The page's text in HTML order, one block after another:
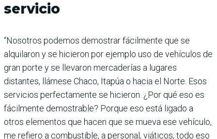
servicio
“Nosotros podemos demostrar fácilmente que se
alquilaron y se hicieron por ejemplo uso de vehículos de
gran porte y se llevaron mercaderías a lugares
distantes, llámese Chaco, Itapúa o hacia el Norte. Esos
servicios perfectamente se hicieron. ¿Por qué eso es
fácilmente demostrable? Porque eso está ligado a
otros elementos que hacen que se mueva ese vehículo,
me refiero a combustible, a personal, viáticos, todo eso